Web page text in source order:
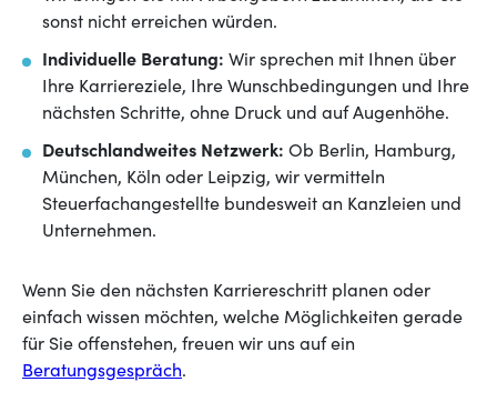
sonst nicht erreichen würden.
Individuelle Beratung: Wir sprechen mit Ihnen über
Ihre Karriereziele, Ihre Wunschbedingungen und Ihre
nächsten Schritte, ohne Druck und auf Augenhöhe.
Deutschlandweites Netzwerk: Ob Berlin, Hamburg,
München, Köln oder Leipzig, wir vermitteln
Steuerfachangestellte bundesweit an Kanzleien und
Unternehmen.
Wenn Sie den nächsten Karriereschritt planen oder
einfach wissen möchten, welche Möglichkeiten gerade
für Sie offenstehen, freuen wir uns auf ein
Beratungsgespräch.